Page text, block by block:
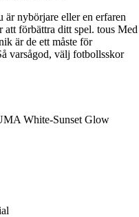
nybörjare eller en erfaren
förbättra ditt spel. tous Med
är de ett måste för
varsågod, välj fotbollsskor
White-Sunset Glow